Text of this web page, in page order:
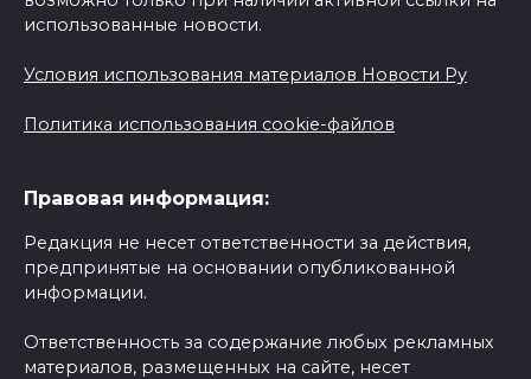
использованные новости.
Условия использования материалов Новости Ру
Политика использования cookie-файлов
Правовая информация:
Редакция не несет ответственности за действия,
предпринятые на основании опубликованной
информации.
Ответственность за содержание любых рекламных
материалов, размещенных на сайте, несет